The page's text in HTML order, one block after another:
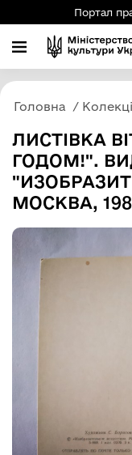
Портал
Головна
ЛИСТІВКА
ГОДОМ!".
МОСКВА,